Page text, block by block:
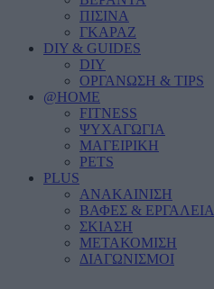
ΠΙΣΙΝΑ
ΓΚΑΡΑΖ
DIY & GUIDES
DIY
ΟΡΓΑΝΩΣΗ & TIPS
@HOME
FITNESS
ΨΥΧΑΓΩΓΙΑ
ΜΑΓΕΙΡΙΚΗ
PETS
PLUS
ΑΝΑΚΑΙΝΙΣΗ
ΒΑΦΕΣ & ΕΡΓΑΛΕΙΑ
ΣΚΙΑΣΗ
ΜΕΤΑΚΟΜΙΣΗ
ΔΙΑΓΩΝΙΣΜΟΙ